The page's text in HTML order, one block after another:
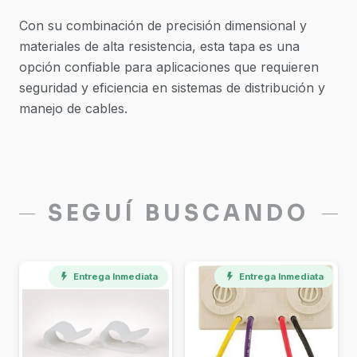
Con su combinación de precisión dimensional y
materiales de alta resistencia, esta tapa es una
opción confiable para aplicaciones que requieren
seguridad y eficiencia en sistemas de distribución y
manejo de cables.
SEGUÍ BUSCANDO
Entrega Inmediata Entrega Inmediata